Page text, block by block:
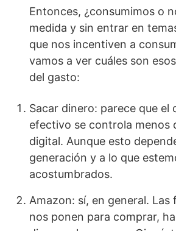
Entonces, ¿consumimos o
medida y sin entrar en
que nos incentiven a
vamos a ver cuáles son
del gasto:
Sacar dinero: parece que el
efectivo se controla menos
digital. Aunque esto
generación y a lo que
acostumbrados.
Amazon: sí, en general. Las
nos ponen para comprar,